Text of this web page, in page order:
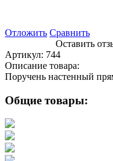
Отложить Сравнить
Оставить
Артикул: 744
Описание товара:
Поручень настенный
Общие товары: